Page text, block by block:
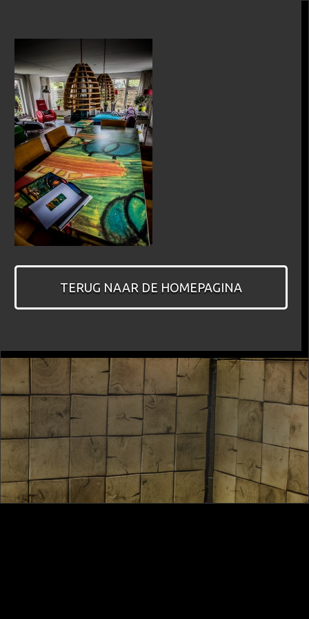
TERUG NAAR DE HOMEPAGINA